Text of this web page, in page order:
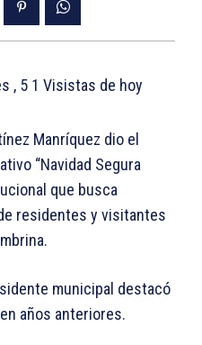
, 5 1 Visistas de hoy
Manríquez dio el
“Navidad Segura
que busca
residentes y visitantes
municipal destacó
años anteriores.